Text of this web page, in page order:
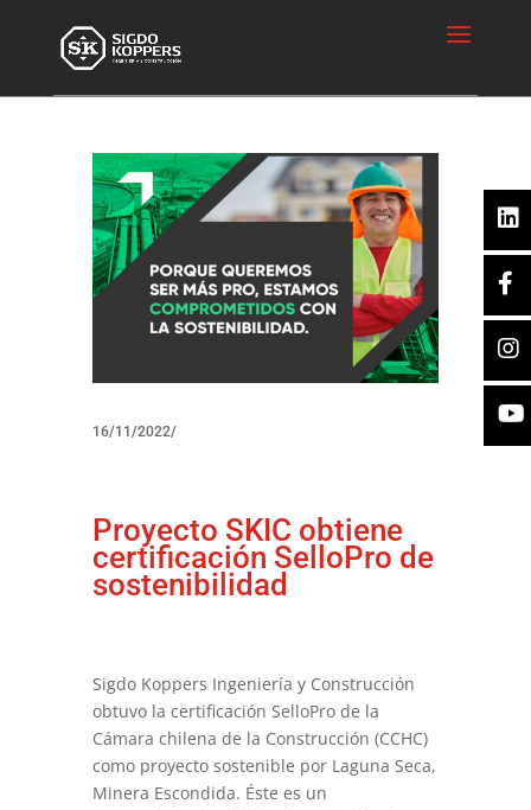
16/11/2022/
Proyecto SKIC obtiene
certificación SelloPro de
sostenibilidad
Sigdo Koppers Ingeniería y Construcción
obtuvo la certificación SelloPro de la
Cámara chilena de la Construcción (CCHC)
como proyecto sostenible por Laguna Seca,
Minera Escondida. Éste es un